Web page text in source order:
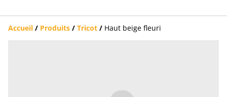
Accueil / Produits / Tricot / Haut beige fleuri